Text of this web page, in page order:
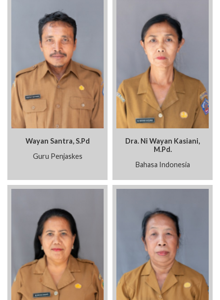
Wayan Santra, S.Pd
Guru Penjaskes
Dra. Ni Wayan Kasiani,
M.Pd.
Bahasa Indonesia